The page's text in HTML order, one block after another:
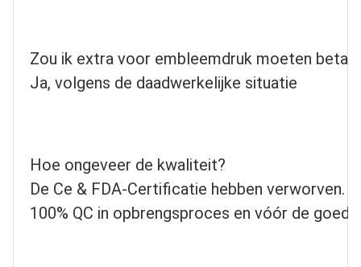
Zou ik extra voor embleemdruk moeten
Ja, volgens de daadwerkelijke situatie
Hoe ongeveer de kwaliteit?
De Ce & FDA-Certificatie hebben verworven.
100% QC in opbrengsproces en vóór de